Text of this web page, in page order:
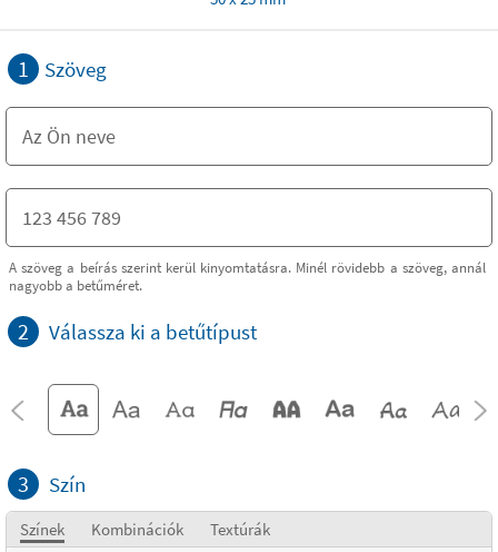
1 Szöveg
A szöveg a beírás szerint kerül kinyomtatásra. Minél rövidebb a szöveg, annál
nagyobb a betűméret.
2 Válassza ki a betűtípust
3 Szín
Színek Kombinációk
Textúrák